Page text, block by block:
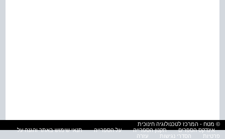
© מטח - המרכז לטכנולוגיה חינוכית
אינדקס הספרים
תקנון הספרייה על הספרייה
תנאי שימוש באתר והגנה על
פרטיות
הסדרי נגישות עזרה